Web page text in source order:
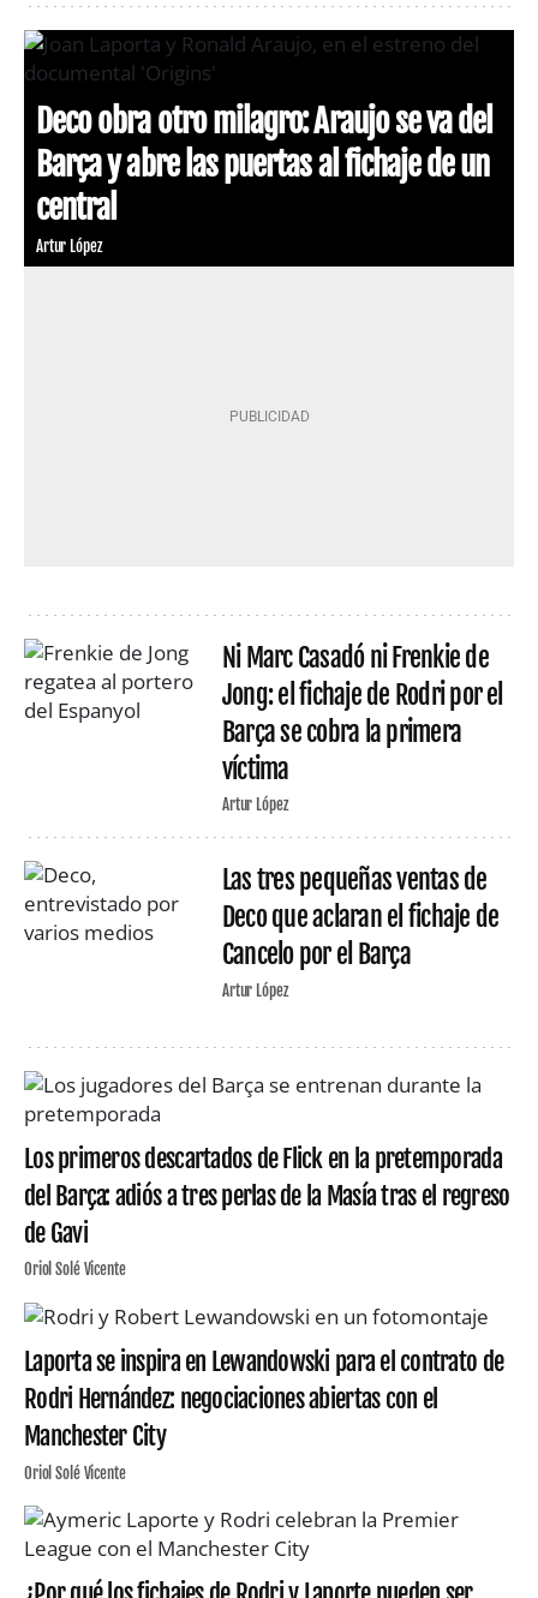
Deco obra otro milagro: Araujo se va del
Barça y abre las puertas al fichaje de un
central
Artur López
Ni Marc Casadó ni Frenkie de
Jong: el fichaje de Rodri por el
Barça se cobra la primera
víctima
Artur López
Las tres pequeñas ventas de
Deco que aclaran el fichaje de
Cancelo por el Barça
Artur López
Los primeros descartados de Flick en la pretemporada
del Barça: adiós a tres perlas de la Masía tras el regreso
de Gavi
Oriol Solé Vicente
Laporta se inspira en Lewandowski para el contrato de
Rodri Hernández: negociaciones abiertas con el
Manchester City
Oriol Solé Vicente